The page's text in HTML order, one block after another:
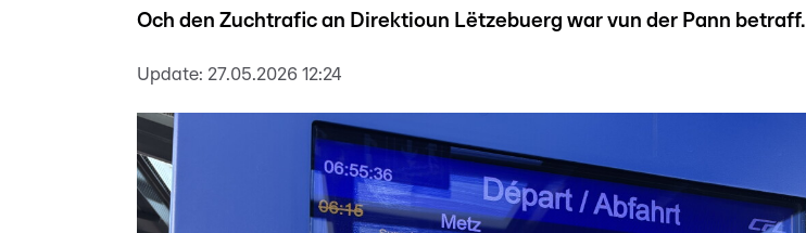
Och den Zuchtrafic an Direktioun Lëtzebuerg war vun der Pann betraff.
Update: 27.05.2026 12:24